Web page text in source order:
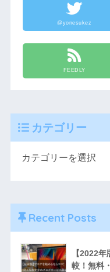
@yonesukez
FEEDLY
カテゴリー
Recent Posts
【2022
較！無料